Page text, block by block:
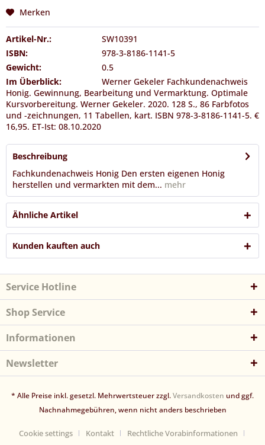
Merken
Artikel-Nr.:
SW10391
ISBN:
978-3-8186-1141-5
Gewicht:
0.5
Im Überblick:
Werner Gekeler Fachkundenachweis
Honig. Gewinnung, Bearbeitung und Vermarktung. Optimale
Kursvorbereitung. Werner Gekeler. 2020. 128 S., 86 Farbfotos
und -zeichnungen, 11 Tabellen, kart. ISBN 978-3-8186-1141-5. €
16,95. ET-Ist: 08.10.2020
Beschreibung
Fachkundenachweis Honig Den ersten eigenen Honig
herstellen und vermarkten mit dem... mehr
Ähnliche Artikel
Kunden kauften auch
Service Hotline
Shop Service
Informationen
Newsletter
* Alle Preise inkl. gesetzl. Mehrwertsteuer zzgl.Versandkosten und ggf.
Nachnahmegebühren, wenn nicht anders beschrieben
Cookie settings Kontakt Rechtliche Vorabinformationen